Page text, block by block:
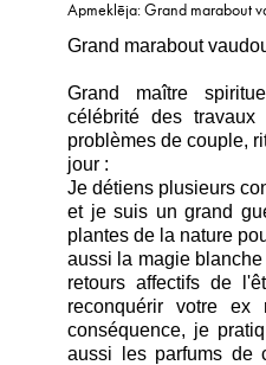
Apmeklēja: Grand marabout
Grand marabout
Grand maître
célébrité des travaux
problèmes de couple,
jour :
Je détiens plusieurs
et je suis un grand
plantes de la nature
aussi la magie
retours affectifs de
reconquérir votre
conséquence, je
aussi les parfums de